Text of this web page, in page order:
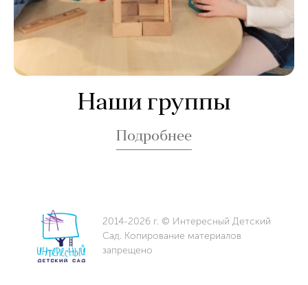
Наши группы
Подробнее
2014-2026 г. © Интересный Детский
Сад. Копирование материалов
запрещено